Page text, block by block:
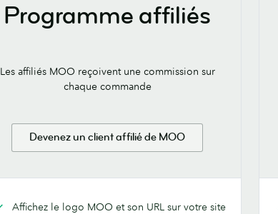
Programme affiliés
Les affiliés MOO reçoivent une commission sur
chaque commande
Devenez un client affilié de MOO
Affichez le logo MOO et son URL sur votre site